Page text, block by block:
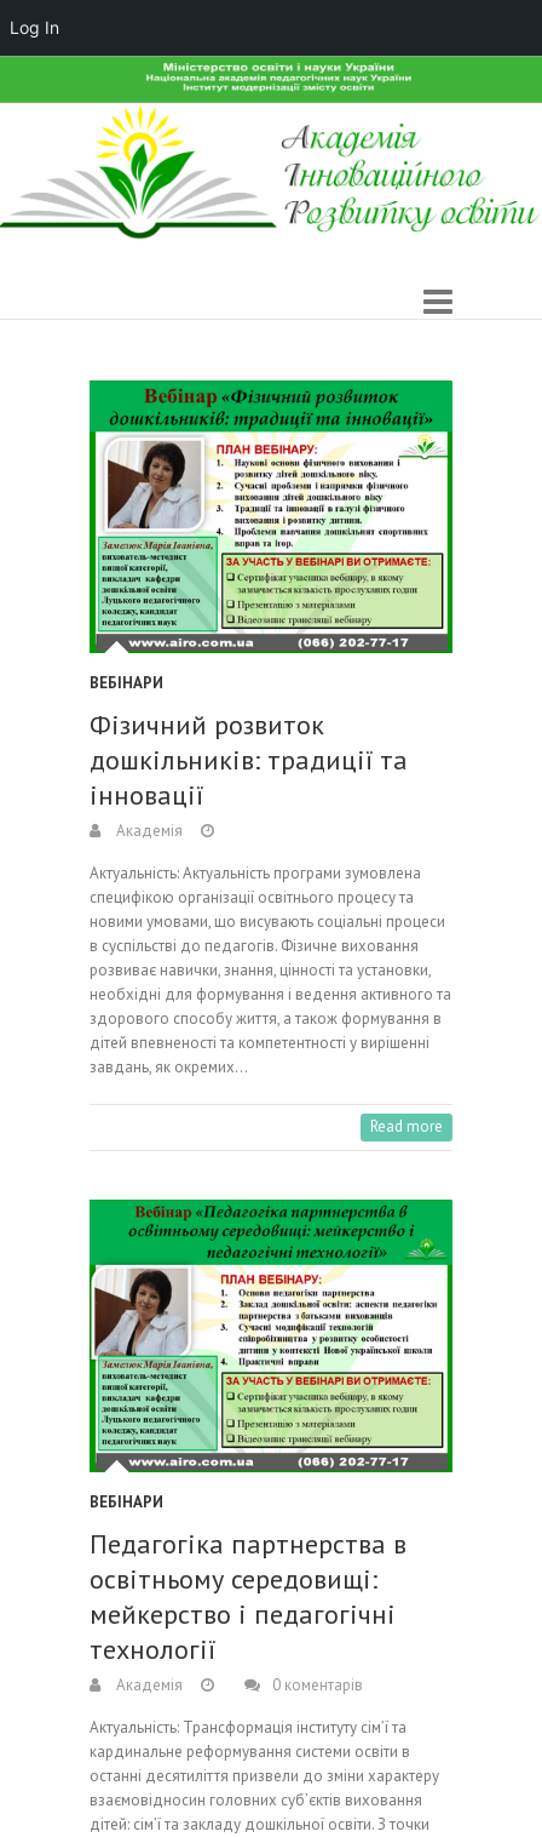
ВЕБІНАРИ
Фізичний розвиток
дошкільників: традиції та
інновації
Академія
Актуальність: Актуальність програми зумовлена
специфікою організації освітнього процесу та
новими умовами, що висувають соціальні процеси
в суспільстві до педагогів. Фізичне виховання
розвиває навички, знання, цінності та установки,
необхідні для формування і ведення активного та
здорового способу життя, а також формування в
дітей впевненості та компетентності у вирішенні
завдань, як окремих…
Read more
ВЕБІНАРИ
Педагогіка партнерства в
освітньому середовищі:
мейкерство і педагогічні
технології
Академія 0 коментарів
Актуальність: Трансформація інституту сім’ї та
кардинальне реформування системи освіти в
останні десятиліття призвели до зміни характеру
взаємовідносин головних суб’єктів виховання
дітей: сім’ї та закладу дошкільної освіти. З точки
Log In